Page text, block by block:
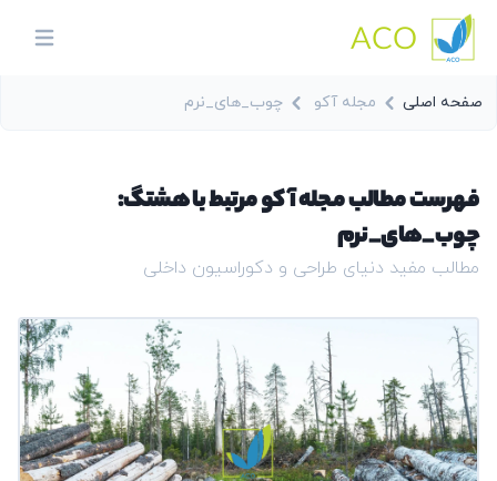
ACO
menu
صفحه اصلی مجله آکو چوب_های_نرم
فهرست مطالب مجله آکو مرتبط با هشتگ:
چوب_های_نرم
مطالب مفید دنیای طراحی و دکوراسیون داخلی